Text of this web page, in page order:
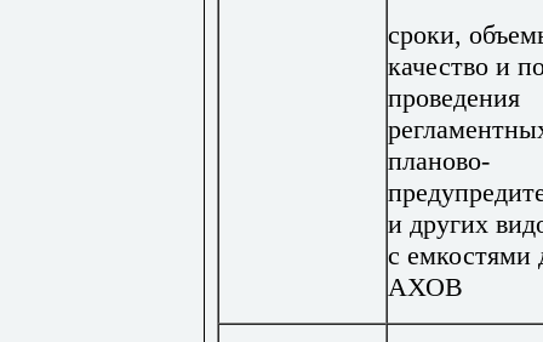
сроки,
качество и
проведения
планово-
и других
с емкостями
АХОВ